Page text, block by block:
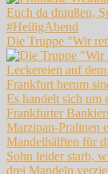
Die Truppe "Wir